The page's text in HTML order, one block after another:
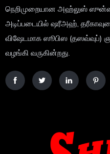
நெறிமுறையான அஹ்லுஸ்
அடிப்படையில் ஷரீஅஹ்,
விஷேடமாக ஸூபிஸ (தஸவ்வுப்)
வழங்கி வருகின்றது.